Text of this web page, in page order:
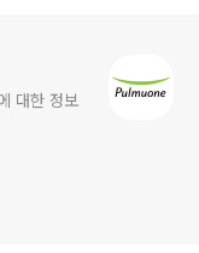
대한 정보